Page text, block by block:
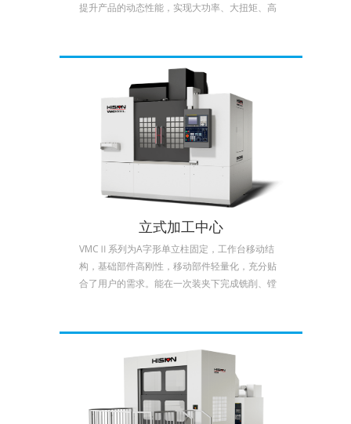
提升产品的动态性能，实现大功率、大扭矩、高
械、工程机械、重工机械等大型、重型加工领
立式加工中心
VMCⅡ系列为A字形单立柱固定，工作台移动结
构，基础部件高刚性，移动部件轻量化，充分贴
合了用户的需求。能在一次装夹下完成铣削、镗
用机械、汽车、航天航空、纺织机械等行业中小
型机械零件的高速精密加工。